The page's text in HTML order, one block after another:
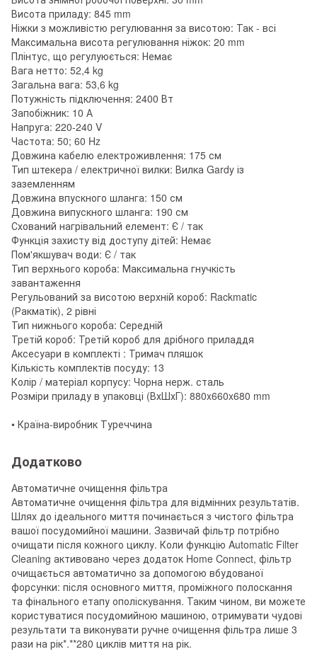
Висота приладу: 845 mm
Ніжки з можливістю регулювання за висотою: Так - всі
Максимальна висота регулювання ніжок: 20 mm
Плінтус, що регулуюється: Немає
Вага нетто: 52,4 kg
Загальна вага: 53,6 kg
Потужність підключення: 2400 Вт
Запобіжник: 10 А
Напруга: 220-240 V
Частота: 50; 60 Hz
Довжина кабелю електроживлення: 175 см
Тип штекера / електричної вилки: Вилка Gardy із
заземленням
Довжина впускного шланга: 150 см
Довжина випускного шланга: 190 см
Схований нагрівальний елемент: Є / так
Функція захисту від доступу дітей: Немає
Пом'якшувач води: Є / так
Тип верхнього короба: Максимальна гнучкість
завантаження
Регульований за висотою верхній короб: Rackmatic
(Ракматік), 2 рівні
Тип нижнього короба: Середній
Третій короб: Третій короб для дрібного приладдя
Аксесуари в комплекті : Тримач пляшок
Кількість комплектів посуду: 13
Колір / матеріал корпусу: Чорна нерж. сталь
Розміри приладу в упаковці (ВхШхГ): 880x660x680 mm
• Країна-виробник Туреччина
Додатково
Автоматичне очищення фільтра
Автоматичне очищення фільтра для відмінних результатів.
Шлях до ідеального миття починається з чистого фільтра
вашої посудомийної машини. Зазвичай фільтр потрібно
очищати після кожного циклу. Коли функцію Automatic Filter
Cleaning активовано через додаток Home Connect, фільтр
очищається автоматично за допомогою вбудованої
форсунки: після основного миття, проміжного полоскання
та фінального етапу ополіскування. Таким чином, ви можете
користуватися посудомийною машиною, отримувати чудові
результати та виконувати ручне очищення фільтра лише 3
рази на рік*.**280 циклів миття на рік.